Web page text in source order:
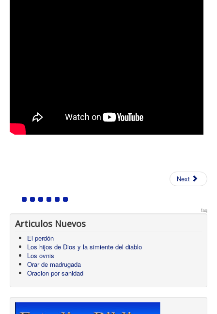
Next
faq
Articulos Nuevos
El perdón
Los hijos de Dios y la simiente del diablo
Los ovnis
Orar de madrugada
Oracion por sanidad